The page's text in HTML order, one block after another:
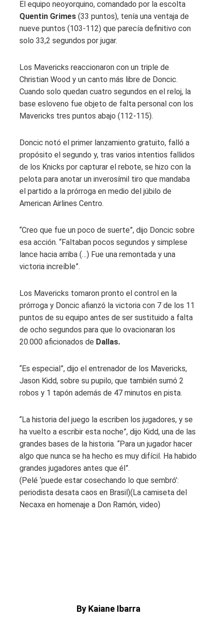
El equipo neoyorquino, comandado por la escolta
Quentin Grimes (33 puntos), tenía una ventaja de
nueve puntos (103-112) que parecía definitivo con
solo 33,2 segundos por jugar.
Los Mavericks reaccionaron con un triple de
Christian Wood y un canto más libre de Doncic.
Cuando solo quedan cuatro segundos en el reloj, la
base esloveno fue objeto de falta personal con los
Mavericks tres puntos abajo (112-115).
Doncic notó el primer lanzamiento gratuito, falló a
propósito el segundo y, tras varios intentios fallidos
de los Knicks por capturar el rebote, se hizo con la
pelota para anotar un inverosímil tiro que mandaba
el partido a la prórroga en medio del júbilo de
American Airlines Centro.
“Creo que fue un poco de suerte”, dijo Doncic sobre
esa acción. “Faltaban pocos segundos y simplese
lance hacia arriba (…) Fue una remontada y una
victoria increíble”.
Los Mavericks tomaron pronto el control en la
prórroga y Doncic afianzó la victoria con 7 de los 11
puntos de su equipo antes de ser sustituido a falta
de ocho segundos para que lo ovacionaran los
20.000 aficionados de Dallas.
“Es especial”, dijo el entrenador de los Mavericks,
Jason Kidd, sobre su pupilo, que también sumó 2
robos y 1 tapón además de 47 minutos en pista.
“La historia del juego la escriben los jugadores, y se
ha vuelto a escribir esta noche”, dijo Kidd, una de las
grandes bases de la historia. “Para un jugador hacer
algo que nunca se ha hecho es muy difícil. Ha habido
grandes jugadores antes que él”.
(Pelé ‘puede estar cosechando lo que sembró’:
periodista desata caos en Brasil)(La camiseta del
Necaxa en homenaje a Don Ramón, video)
By Kaiane Ibarra